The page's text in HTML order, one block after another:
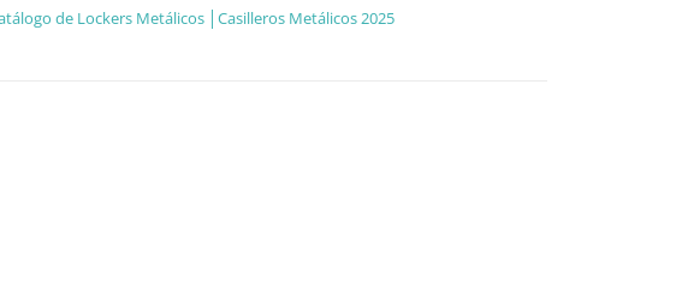
de Lockers Metálicos │Casilleros Metálicos 2025